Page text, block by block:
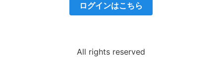
ログインはこちら
All rights reserved